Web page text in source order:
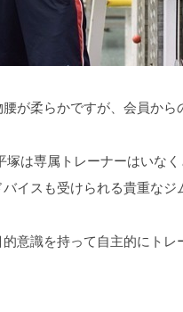
が柔らかですが、会員か
塚は専属トレーナーはいな
イスも受けられる貴重なジ
意識を持って自主的にト